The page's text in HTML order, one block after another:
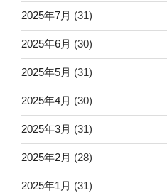
2025年7月 (31)
2025年6月 (30)
2025年5月 (31)
2025年4月 (30)
2025年3月 (31)
2025年2月 (28)
2025年1月 (31)